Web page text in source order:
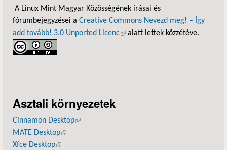
A Linux Mint Magyar Közösségének írásai és
fórumbejegyzései a Creative Commons Nevezd meg! – Így
add tovább! 3.0 Unported Licenc(külső hivatkozás)
alatt lettek közzétéve.
Asztali környezetek
Cinnamon Desktop(külső hivatkozás)
MATE Desktop(külső hivatkozás)
Xfce Desktop(külső hivatkozás)